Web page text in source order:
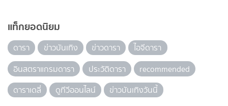
แท็กยอดนิยม
ดารา ข่าวบันเทิง ข่าวดารา
ไอจีดารา
อินสตราแกรมดารา
ประวัติดารา
recommended
ดาราเดลี่
ดูทีวีออนไลน์ ข่าวบันเทิงวันนี้